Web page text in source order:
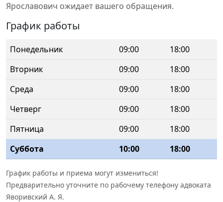
Ярославович ожидает вашего обращения.
График работы
Понедельник 09:00
18:00
Вторник
09:00
18:00
Среда
09:00
18:00
Четверг
09:00
18:00
Пятница
09:00
18:00
Суббота
10:00 18:00
График работы и приема могут измениться!
Предварительно уточните по рабочему телефону адвоката
Яворивский А. Я.